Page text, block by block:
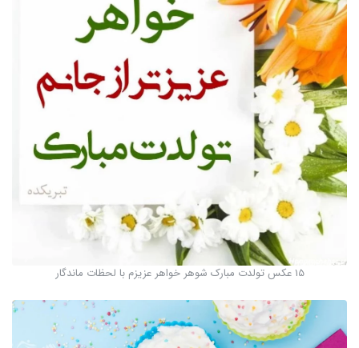
15 عکس تولدت مبارک شوهر خواهر عزیزم با لحظات ماندگار